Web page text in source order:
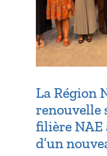
La Région
renouvelle
filière NAE
d’un